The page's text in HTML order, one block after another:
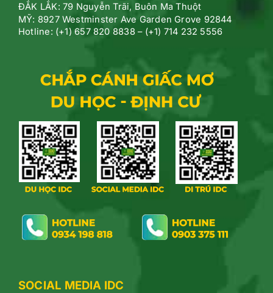
ĐẮK LẮK: 79 Nguyễn Trãi, Buôn Ma Thuột
MỸ: 8927 Westminster Ave Garden Grove 92844
Hotline: (+1) 657 820 8838 – (+1) 714 232 5556
SOCIAL MEDIA IDC